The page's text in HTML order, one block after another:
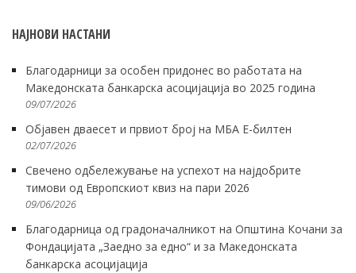
НАЈНОВИ НАСТАНИ
Благодарници за особен придонес во работата на
Македонската банкарска асоцијација во 2025 година
09/07/2026
Објавен дваесет и првиот број на МБА Е-билтен
02/07/2026
Свечено одбележување на успехот на најдобрите
тимови од Европскиот квиз на пари 2026
09/06/2026
Благодарница од градоначалникот на Општина Кочани за
Фондацијата „Заедно за едно“ и за Македонската
банкарска асоцијација